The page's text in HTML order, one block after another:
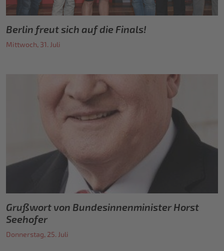
Berlin freut sich auf die Finals!
Mittwoch, 31. Juli
Grußwort von Bundesinnenminister Horst
Seehofer
Donnerstag, 25. Juli